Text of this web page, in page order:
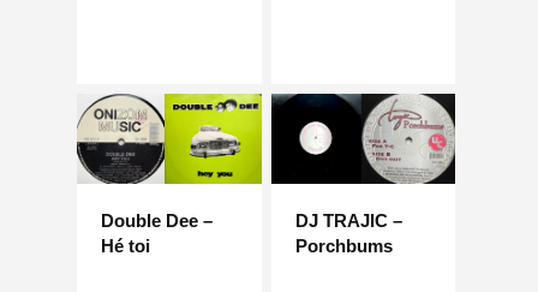
Double Dee –
Hé toi
DJ TRAJIC –
Porchbums